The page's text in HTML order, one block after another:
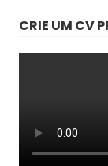
CRIE UM CV